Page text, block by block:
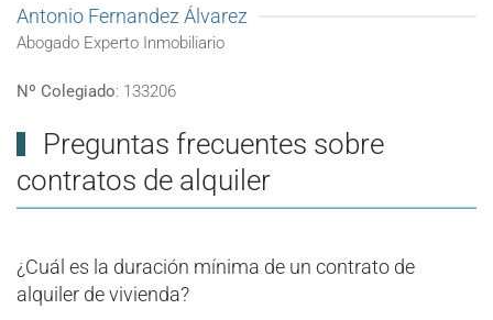
Antonio Fernandez Álvarez
Abogado Experto Inmobiliario
Nº Colegiado: 133206
Preguntas frecuentes sobre
contratos de alquiler
¿Cuál es la duración mínima de un contrato de
alquiler de vivienda?